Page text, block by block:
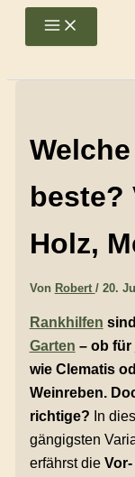
Inhalt
Main
beste?
Holz,
Von Robert / 20.
Rankhilfen
Garten – ob für
wie Clematis
Weinreben.
richtige? In
gängigsten
erfährst die